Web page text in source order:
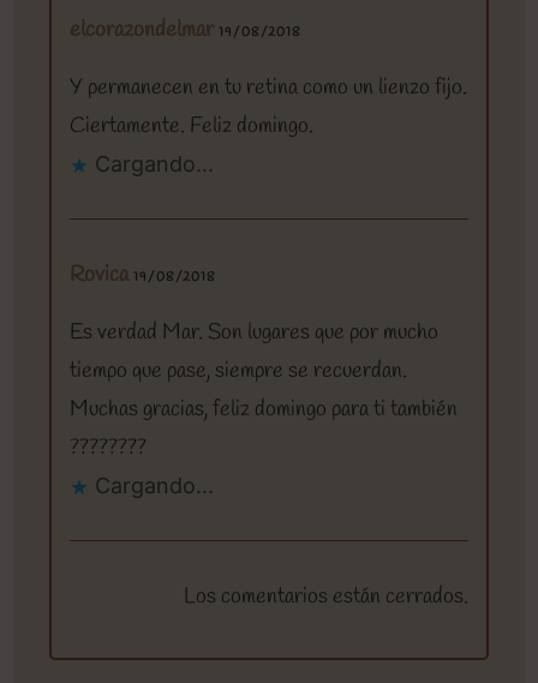
elcorazondelmar 19/08/2018
Y permanecen en tu retina como un lienzo fijo.
Ciertamente. Feliz domingo.
Cargando...
Rovica 19/08/2018
Es verdad Mar. Son lugares que por mucho
tiempo que pase, siempre se recuerdan.
Muchas gracias, feliz domingo para ti también
????????
Cargando...
Los comentarios están cerrados.